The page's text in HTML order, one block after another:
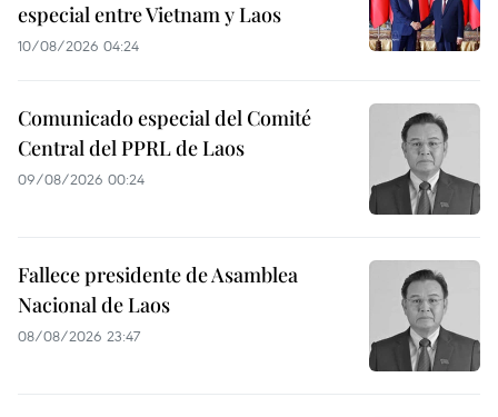
especial entre Vietnam y Laos
10/08/2026 04:24
Comunicado especial del Comité
Central del PPRL de Laos
09/08/2026 00:24
Fallece presidente de Asamblea
Nacional de Laos
08/08/2026 23:47